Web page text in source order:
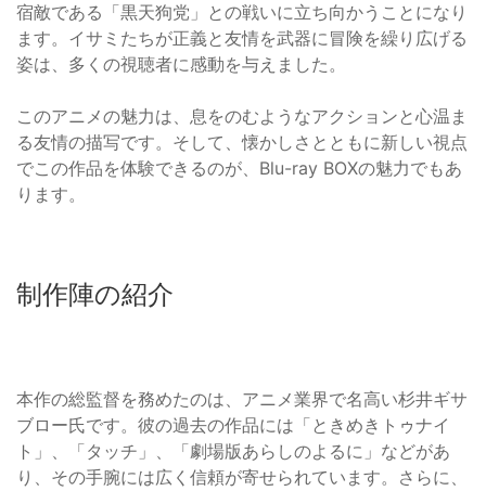
宿敵である「黒天狗党」との戦いに立ち向かうことになり
ます。イサミたちが正義と友情を武器に冒険を繰り広げる
姿は、多くの視聴者に感動を与えました。
このアニメの魅力は、息をのむようなアクションと心温ま
る友情の描写です。そして、懐かしさとともに新しい視点
でこの作品を体験できるのが、Blu-ray BOXの魅力でもあ
ります。
制作陣の紹介
本作の総監督を務めたのは、アニメ業界で名高い杉井ギサ
ブロー氏です。彼の過去の作品には「ときめきトゥナイ
ト」、「タッチ」、「劇場版あらしのよるに」などがあ
り、その手腕には広く信頼が寄せられています。さらに、